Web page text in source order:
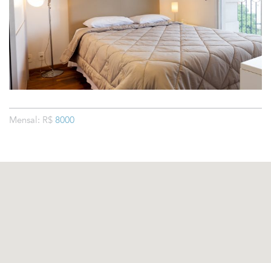
Mensal: R$ 8000